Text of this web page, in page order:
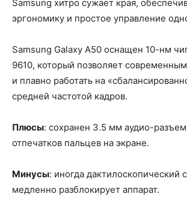
Samsung хитро сужает края,
эргономику и простое управление
Samsung Galaxy A50 оснащен 10-нм
9610, который позволяет
и плавно работать на
средней частотой кадров.
Плюсы: сохранен 3.5 мм аудио-
отпечатков пальцев на экране.
Минусы: иногда дактилоскопический
медленно разблокирует аппарат.